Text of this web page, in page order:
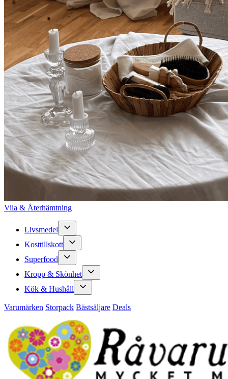
Vila & Återhämtning
Livsmedel
Kosttillskott
Superfood
Kropp & Skönhet
Kök & Hushåll
Varumärken Storpack Bästsäljare Deals